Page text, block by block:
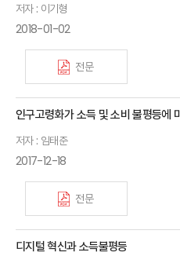
저자 : 이기형
2018-01-02
전문
인구고령화가 소득 및 소비 불평등에
저자 : 임태준
2017-12-18
전문
디지털 혁신과 소득불평등